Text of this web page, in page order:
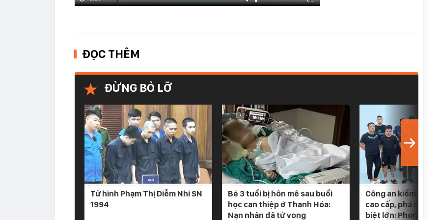
ĐỌC THÊM
ĐỪNG BỎ LỠ
Tử hình Phạm Thị Diễm Nhi SN
1994
Bé 3 tuổi bị hôn mê sau buổi
học can thiệp ở Thanh Hóa:
Nạn nhân đã tử vong
Công an kiểm tra 5
cao cấp, phá
biệt lớn: Phong tỏa